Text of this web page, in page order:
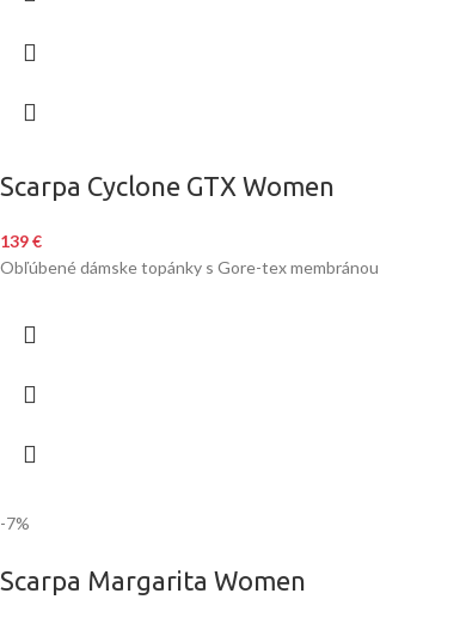
Scarpa Cyclone GTX Women
139€
Obľúbené dámske topánky s Gore-tex membránou
-7%
Scarpa Margarita Women